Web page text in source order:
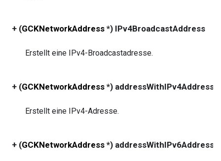
+ (GCKNetworkAddress *) IPv4BroadcastAddress
Erstellt eine IPv4-Broadcastadresse.
+ (GCKNetworkAddress *) addressWithIPv4Address:
Erstellt eine IPv4-Adresse.
+ (GCKNetworkAddress *) addressWithIPv6Address: